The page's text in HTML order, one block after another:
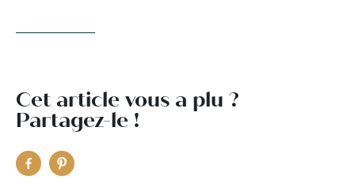
Cet article vous a plu ?
Partagez-le !